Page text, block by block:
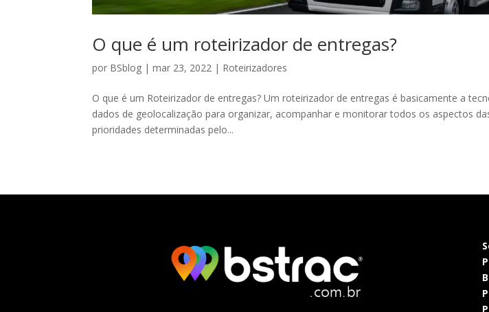
O que é um roteirizador de entregas?
por BSblog |mar 23, 2022 | Roteirizadores
O que é um Roteirizador de entregas? Um roteirizador de entregas é basicamente a
dados de geolocalização para organizar, acompanhar e monitorar todos os aspectos
prioridades determinadas pelo...